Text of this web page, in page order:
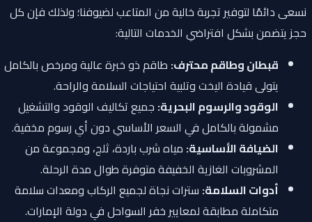
نسعى دائمًا لتوفير تجربة خالية من المتاعب لضيوفنا؛ ولذلك فإن كل
حجز يتضمن بشكل افتراضي الخدمات التالية:
قبطان وطاقم محترف:طاقم ذو خبرة عالية ومرخص بالكامل
يتولى قيادة اليخت وتلبية احتياجات السلامة والراحة.
الوقود والرسوم البحرية:جميع تكاليف الوقود والتشغيل
مشمولة بالكامل في السعر الأساسي دون أي رسوم مخفية.
الضيافة الأساسية:مياه شرب باردة، ثلج، ومجموعة من
المشروبات الغازية الخفيفة متوفرة طوال مدة الرحلة.
أدوات السلامة:سترات نجاة لجميع الركاب ومعدات سلامة
متكاملة مطابقة لمعايير خفر السواحل في دولة الإمارات.